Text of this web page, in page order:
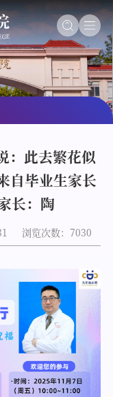
：此去繁花似
自毕业生家长
长：陶
浏览次数： 7030